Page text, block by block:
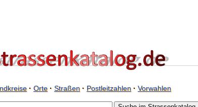
· Orte· Straßen· Postleitzahlen· Vorwahlen